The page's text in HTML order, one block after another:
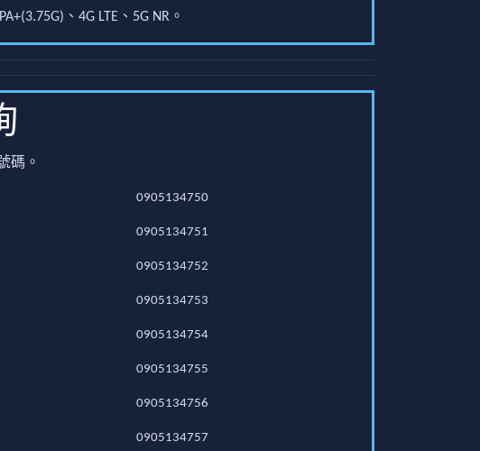
、4G LTE、5G NR。
碼。
0905134750
0905134751
0905134752
0905134753
0905134754
0905134755
0905134756
0905134757